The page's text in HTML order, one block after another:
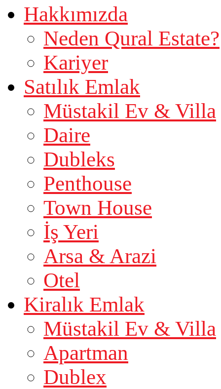
Hakkımızda
Neden Qural Estate?
Kariyer
Satılık Emlak
Müstakil Ev & Villa
Daire
Dubleks
Penthouse
Town House
İş Yeri
Arsa & Arazi
Otel
Kiralık Emlak
Müstakil Ev & Villa
Apartman
Dublex